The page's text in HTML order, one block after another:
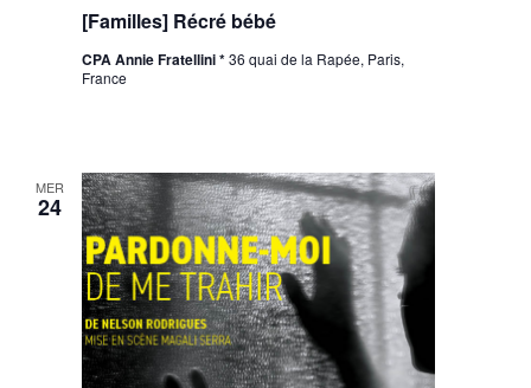
[Familles] Récré bébé
CPA Annie Fratellini *36 quai de la Rapée, Paris,
France
MER
24